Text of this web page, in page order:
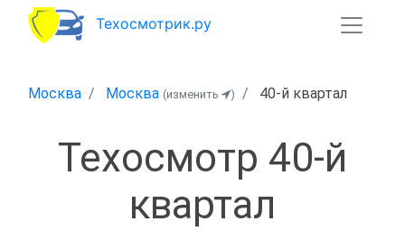
Техосмотрик.ру
Москва Москва (изменить ) 40-й квартал
Техосмотр 40-й
квартал